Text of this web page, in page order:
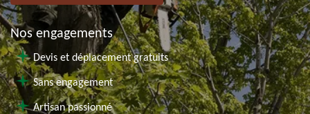
Nos engagements
Devis et déplacement gratuits
Sans engagement
Artisan passionné